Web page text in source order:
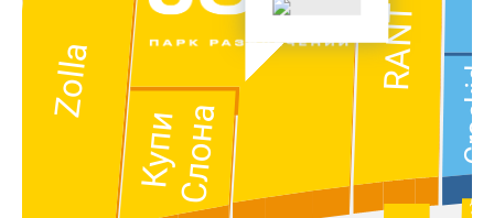
Zolla
КупиСлона
RANT
Crockid